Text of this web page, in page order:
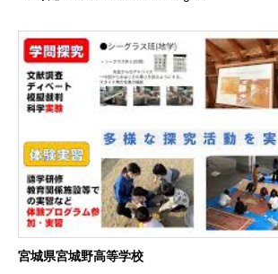
宮城県宮城野高等学校